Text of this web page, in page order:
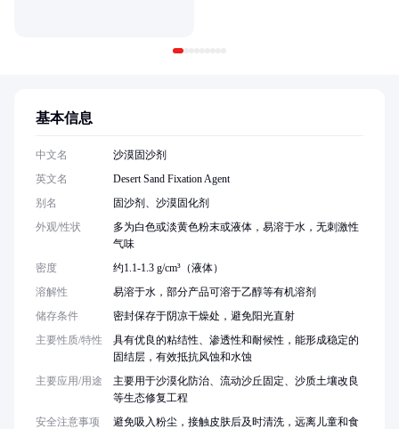
基本信息
中文名
沙漠固沙剂
英文名
Desert Sand Fixation Agent
别名
固沙剂、沙漠固化剂
外观/性状
多为白色或淡黄色粉末或液体，易溶于水，无刺激性
气味
密度
约1.1-1.3 g/cm³（液体）
溶解性
易溶于水，部分产品可溶于乙醇等有机溶剂
储存条件
密封保存于阴凉干燥处，避免阳光直射
主要性质/特性
具有优良的粘结性、渗透性和耐候性，能形成稳定的
固结层，有效抵抗风蚀和水蚀
主要应用/用途
主要用于沙漠化防治、流动沙丘固定、沙质土壤改良
等生态修复工程
安全注意事项
避免吸入粉尘，接触皮肤后及时清洗，远离儿童和食